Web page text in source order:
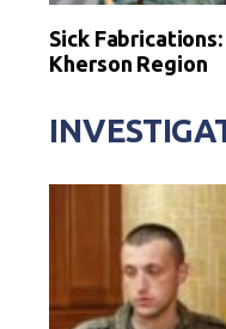
Sick
Kherson Region